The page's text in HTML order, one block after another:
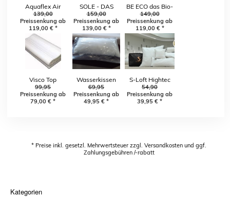
Aquaflex Air
Nackenstützkissen
139,00
Preissenkung ab
119,00 € *
SOLE - DAS
ORIGINAL
159,00
Preissenkung ab
139,00 € *
BE ECO das Bio-
Nackenstützkissen
149,00
Preissenkung ab
119,00 € *
Visco Top
Nackenkissen
99,95
Preissenkung ab
79,00 € *
Wasserkissen
69,95
Preissenkung ab
49,95 € *
S-Loft Hightec
Faser, komplett
waschbar
54,90
Preissenkung ab
39,95 € *
* Preise inkl. gesetzl. Mehrwertsteuer zzgl. Versandkosten und ggf.
Zahlungsgebühren /-rabatt
Kategorien